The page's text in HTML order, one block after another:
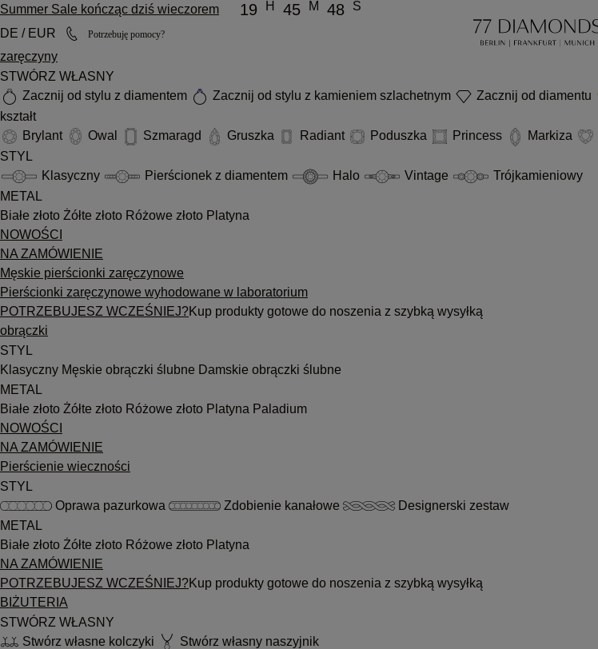
Summer Sale kończąc dziś wieczorem 19 H 45 M 48
S
DE / EUR
Potrzebuję pomocy?
zaręczyny
STWÓRZ WŁASNY
Zacznij od stylu z diamentem
Zacznij od stylu z kamieniem szlachetnym Zacznij od diamentu
kształt
Brylant
Owal Szmaragd Gruszka Radiant Poduszka Princess Markiza
STYL
Klasyczny
Pierścionek z diamentem Halo Vintage
Trójkamieniowy
METAL
Białe złoto Żółte złoto Różowe złoto Platyna
NOWOŚCI
NA ZAMÓWIENIE
Męskie pierścionki zaręczynowe
Pierścionki zaręczynowe wyhodowane w laboratorium
POTRZEBUJESZ WCZEŚNIEJ?Kup produkty gotowe do noszenia z szybką wysyłką
obrączki
STYL
Klasyczny Męskie obrączki ślubne Damskie obrączki ślubne
METAL
Białe złoto Żółte złoto Różowe złoto Platyna Paladium
NOWOŚCI
NA ZAMÓWIENIE
Pierścienie wieczności
STYL
Oprawa pazurkowa
Zdobienie kanałowe
Designerski zestaw
METAL
Białe złoto Żółte złoto Różowe złoto Platyna
NA ZAMÓWIENIE
POTRZEBUJESZ WCZEŚNIEJ?Kup produkty gotowe do noszenia z szybką wysyłką
BIŻUTERIA
STWÓRZ WŁASNY
Stwórz własne kolczyki
Stwórz własny naszyjnik